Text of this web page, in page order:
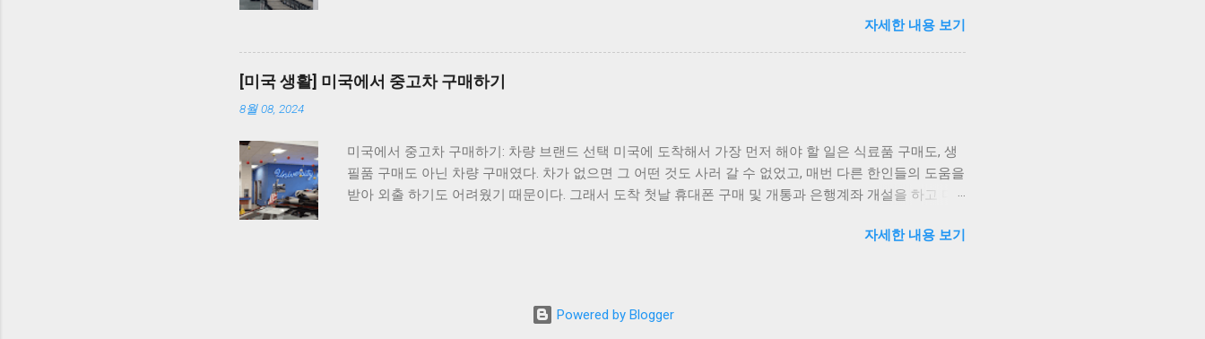
치하는것은 괜찮지만, 쓰다듬는 것 이상의 충격을 주지마라는 안내문이 붙어있다. 손바닥 위에 올려놓고
관찰하는건 괜찮지만, 반드시 원래 있던 자리에 그대로 돌려놓아야 한다는 주의사항도 함께. 작은 변화라
고 하더라도 해양생물에게는 크게 영향을 줄 수 있으므로 웅덩이조...
공항은 그 어느때보다도 한산했다. 코로나 시즌의 인천공항 면세점 코로나가 한창이던 그때, 인천공항 면
세점은 코로나로 해외여행객이 급감하여 개미새끼 한마리 찾을 수 없었다. 살면서 이렇게 한산한 인천 공
항을 본 일이 있었던가. 면세점도, 터미널을 이동하는 트램(셔틀)도, 어디에도 사람이 없었다. 우리도 별다
른 물건을 구입 하지 않았다. 그렇지 않아도 아이 둘과 큰 캐리어를 들고 이동해야 하는 과정인데, 굳이 짐
있었을 뿐. 하지만 장시간 비행을 해야 하는 우리 가족은 앉아 쉴 수 있는 공간이나마 감사히 여기며 이곳
에서 잠시 시간을 보냈다. 시애틀 국제공항에서의 환승 아무도 타지 않은 비행기, 좌석을 거의 침대처럼
쓰며 비교적 편하게 미국까지 비행했다. 아마 이렇게 편한 이코노미 좌석은 내 인생에 이전에도, 앞으로도
다시 하기 힘든 경험이 아닐까. 시애틀 국제공항에서 국내선으로 환승하기 위해서는 공항 외부로 나와야
자세한 내용 보기
[미국 생활] 미국에서 중고차 구매하기
8월 08, 2024
미국에서 중고차 구매하기: 차량 브랜드 선택 미국에 도착해서 가장 먼저 해야 할 일은 식료품 구매도, 생
필품 구매도 아닌 차량 구매였다. 차가 없으면 그 어떤 것도 사러 갈 수 없었고, 매번 다른 한인들의 도움을
받아 외출 하기도 어려웠기 때문이다. 그래서 도착 첫날 휴대폰 구매 및 개통과 은행계좌 개설을 하고 다
해도 '당연히 한국차를 타야지' 라고 생각 하고 있었는데, 현지 한국분들께 이 생각을 말하니 다들 '참 좋은
론적으로 차량의 내구성에 대한 의구심은 끝내 확인하지 못했지만, 우리 가족이 머무는동안 주변인이 몰
던 한국차량의 엔진 고장을 목격할 수는 있었다. 달리던 도중에 차가 서버렸으니 사람이 다치지 않은것이
자세한 내용 보기
Powered by Blogger